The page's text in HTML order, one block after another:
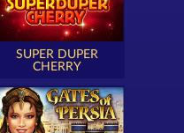
SUPER DUPER
CHERRY